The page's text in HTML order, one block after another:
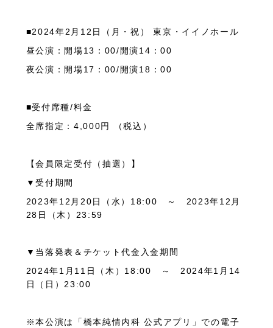
■2024年2 月 12 日（月・祝） 東京・イイノホール
昼公演：開場13 ： 00/開演14 ：00
夜公演：開場17 ： 00/開演18 ：00
■受付席種/料金
全席指定： 4,000円 （税込）
【会員限定受付（抽選）】
▼受付期間
2023年12 月20日（水） 18:00 ～ 2023年12 月
28 日（木） 23:59
▼当落発表＆チケット代金入金期間
2024年1 月11日（木） 18:00 ～ 2024年1 月14
日（日）23:00
※本公演は
「橋本純情内科 公式アプリ」での電子